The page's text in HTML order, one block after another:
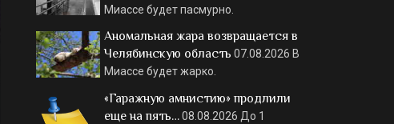
Миассе будет пасмурно.
Аномальная жара возвращается в
Челябинскую область 07.08.2026 В
Миассе будет жарко.
«Гаражную амнистию» продлили
еще на пять…08.08.2026 До 1